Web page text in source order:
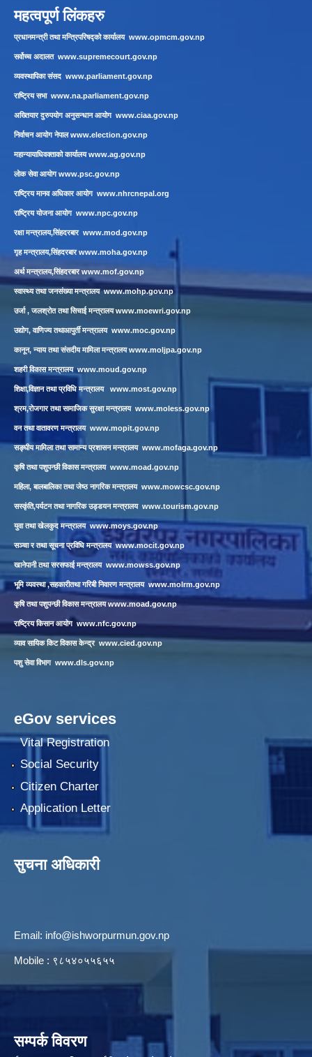
महत्वपूर्ण लिंकहरु
प्रधानमन्त्री तथा मन्त्रिपरिषद्को कार्यालय www.opmcm.gov.np
सर्वोच्च अदालत www.supremecourt.gov.np
व्यवस्थापिका संसद www.parliament.gov.np
राष्ट्रिय सभा www.na.parliament.gov.np
अख्तियार दुरुपयोग अनुसन्धान आयोग www.ciaa.gov.np
निर्वाचन आयोग नेपालwww.election.gov.np
महान्यायाधिवक्ताको कार्यालयwww.ag.gov.np
लाेक सेवा आयाेगwww.psc.gov.np
राष्ट्रिय मानव अधिकार आयोग www.nhrcnepal.org
राष्ट्रिय योजना आयोग www.npc.gov.np
रक्षा मन्त्रालय,सिंहदरबार www.mod.gov.np
गृह मन्त्रालय,सिंहदरबारwww.moha.gov.np
अर्थ मन्त्रालय,सिंहदरबारwww.mof.gov.np
स्वास्थ्य तथा जनसंख्या मन्त्रालयwww.mohp.gov.np
उर्जा , जलश्रोत तथा सिचाई मन्त्रालयwww.moewri.gov.np
उद्योग, वाणिज्य तथाआपुर्ती मन्त्रालय www.moc.gov.np
कानून, न्याय तथा संसदीय मामिला मन्त्रालयwww.moljpa.gov.np
शहरी विकास मन्त्रालयwww.moud.gov.np
शिक्षा,विज्ञान तथा प्रविधि मन्त्रालय www.most.gov.np
श्रम,रोजगार तथा सामाजिक सुरक्षा मन्त्रालय www.moless.gov.np
वन तथा वातावरण मन्त्रालय www.mopit.gov.np
सङ्घीय मामिला तथा सामान्य प्रशासन मन्त्रालय www.mofaga.gov.np
कृषि तथा पशुपन्छी विकास मन्त्रालय www.moad.gov.np
महिला, बालबालिका तथा जेष्ठ नागरिक मन्त्रालय www.mowcsc.gov.np
सस्कृंति,पर्यटन तथा नागरिक उड्डयन मन्त्रालय www.tourism.gov.np
युवा तथा खेलकुद मन्त्रालय www.moys.gov.np
सञ्चा र तथा सूचना प्रविधि मन्त्रालय www.mocit.gov.np
खानेपानी तथा सरसफाई मन्त्रालय www.mowss.gov.np
भूमि व्यवस्था ,सहकारीतथा गरिबी निवारण मन्त्रालय www.molrm.gov.np
कृषि तथा पशुपन्छी विकास मन्त्रालयwww.moad.gov.np
राष्ट्रिय किसान आयोग www.nfc.gov.np
व्याव सायिक किट विकास केन्द्र www.cied.gov.np
पशु सेवा विभाग www.dls.gov.np
eGov services
Vital Registration
Social Security
Citizen Charter
Application Letter
सुचना अधिकारी
Email: info@ishworpurmun.gov.np
Mobile : ९८५४०५५६५५
सम्पर्क विवरण